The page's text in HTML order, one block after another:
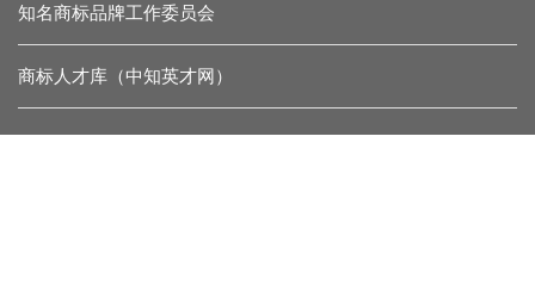
知名商标品牌工作委员会
商标人才库（中知英才网）